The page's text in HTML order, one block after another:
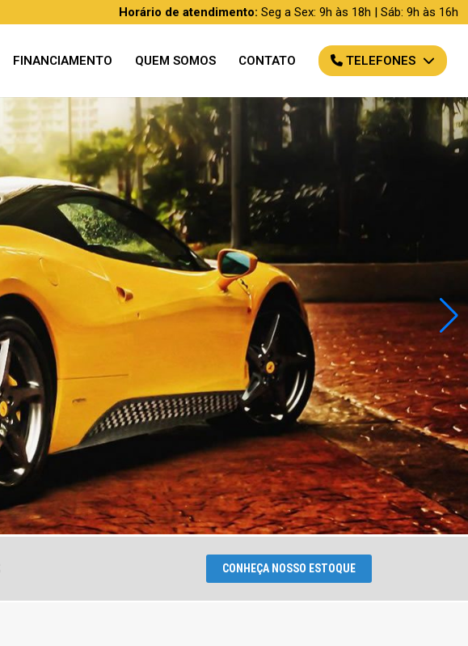
Horário de atendimento: Seg a Sex: 9h às 18h | Sáb: 9h às 16h
FINANCIAMENTO QUEM SOMOS CONTATO TELEFONES
CONHEÇA NOSSO ESTOQUE